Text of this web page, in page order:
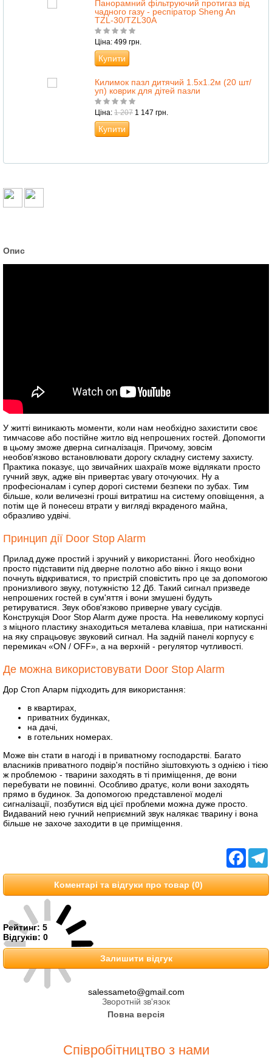
Панорамний фільтруючий протигаз від
чадного газу - респіратор Sheng An
TZL-30/TZL30A
Ціна: 499 грн.
Купити
Килимок пазл дитячий 1.5х1.2м (20 шт/
уп) коврик для дітей пазли
Ціна: 1 207 1 147 грн.
Купити
Опис
У житті виникають моменти, коли нам необхідно захистити своє
тимчасове або постійне житло від непрошених гостей. Допомогти
в цьому зможе дверна сигналізація. Причому, зовсім
необов'язково встановлювати дорогу складну систему захисту.
Практика показує, що звичайних шахраїв може відлякати просто
гучний звук, адже він привертає увагу оточуючих. Ну а
професіоналам і супер дорогі системи безпеки по зубах. Тим
більше, коли величезні гроші витратиш на систему оповіщення, а
потім ще й понесеш втрати у вигляді вкраденого майна,
образливо удвічі.
Принцип дії Door Stop Alarm
Прилад дуже простий і зручний у використанні. Його необхідно
просто підставити під дверне полотно або вікно і якщо вони
почнуть відкриватися, то пристрій сповістить про це за допомогою
пронизливого звуку, потужністю 12 Дб. Такий сигнал призведе
непрошених гостей в сум'яття і вони змушені будуть
ретируватися. Звук обов'язково приверне увагу сусідів.
Конструкція Door Stop Alarm дуже проста. На невеликому корпусі
з міцного пластику знаходиться металева клавіша, при натисканні
на яку спрацьовує звуковий сигнал. На задній панелі корпусу є
перемикач «ON / OFF», а на верхній - регулятор чутливості.
Де можна використовувати Door Stop Alarm
Дор Стоп Аларм підходить для використання:
в квартирах,
приватних будинках,
на дачі,
в готельних номерах.
Може він стати в нагоді і в приватному господарстві. Багато
власників приватного подвір'я постійно зіштовхують з однією і тією
ж проблемою - тварини заходять в ті приміщення, де вони
перебувати не повинні. Особливо дратує, коли вони заходять
прямо в будинок. За допомогою представленої моделі
сигналізації, позбутися від цієї проблеми можна дуже просто.
Видаваний нею гучний неприємний звук налякає тварину і вона
більше не захоче заходити в це приміщення.
Коментарі та відгуки про товар (0)
Рейтинг: 5
Відгуків: 0
Залишити відгук
salessameto@gmail.com
Зворотній зв'язок
Повна версія
Співробітництво з нами